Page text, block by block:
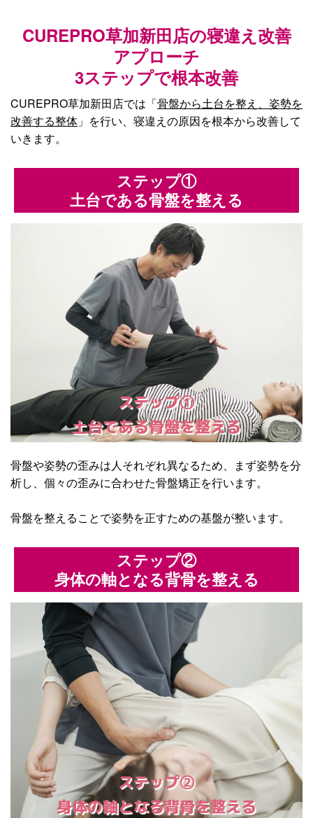
CUREPRO草加新田店の寝違え改善
アプローチ
3ステップで根本改善
CUREPRO草加新田店では「骨盤から土台を整え、姿勢を
改善する整体 」を行い、寝違えの原因を根本から改善して
いきます。
ステップ①
土台である骨盤を整える
ステップ①
土台である骨盤を整える
骨盤や姿勢の歪みは人それぞれ異なるため、まず姿勢を分
析し、個々の歪みに合わせた骨盤矯正を行います。
骨盤を整えることで姿勢を正すための基盤が整います。
ステップ②
身体の軸となる背骨を整える
ステップ②
身体の軸となる背骨を整える